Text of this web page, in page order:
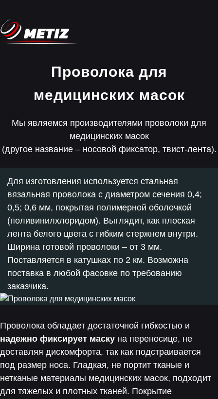
Проволока для
медицинских масок
Мы являемся производителями проволоки для
медицинских масок
(другое название – носовой фиксатор, твист-лента).
Для изготовления используется стальная
вязальная проволока с диаметром сечения 0,4;
0,5; 0,6 мм, покрытая полимерной оболочкой
(поливинилхлоридом). Выглядит, как плоская
лента белого цвета с гибким стержнем внутри.
Ширина готовой проволоки – от 3 мм.
Поставляется в катушках по 2 км. Возможна
поставка в любой фасовке по требованию
заказчика.
Проволока обладает достаточной гибкостью и
надежно фиксирует маску на переносице, не
доставляя дискомфорта, так как подстраивается
под размер носа. Гладкая, не портит тканые и
нетканые материалы медицинских масок, подходит
для тяжелых и плотных тканей. Покрытие